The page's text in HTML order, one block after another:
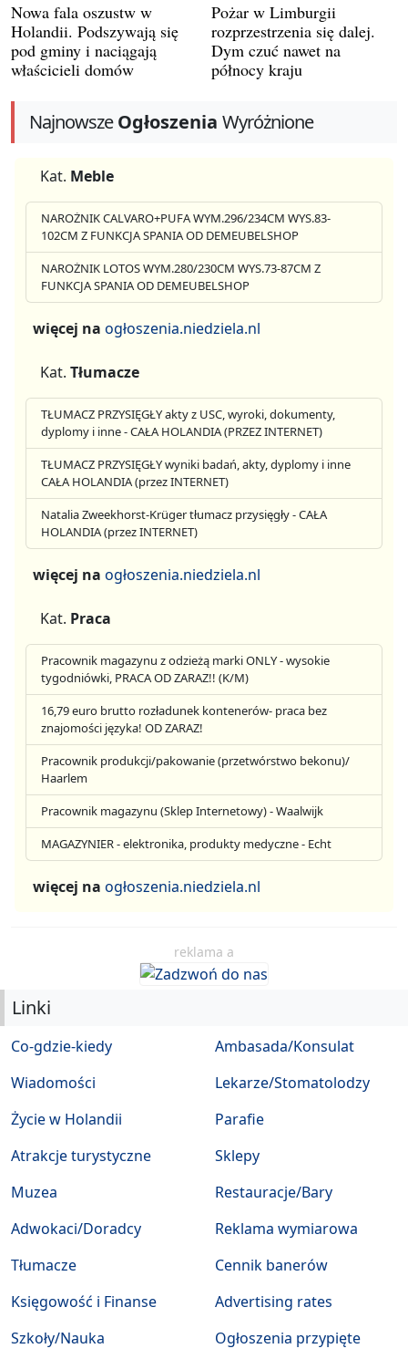
Nowa fala oszustw w
Holandii. Podszywają się
pod gminy i naciągają
właścicieli domów
Pożar w Limburgii
rozprzestrzenia się dalej.
Dym czuć nawet na
północy kraju
NajnowszeOgłoszenia Wyróżnione
Kat. Meble
NAROŻNIK CALVARO+PUFA WYM.296/234CM WYS.83-
102CM Z FUNKCJA SPANIA OD DEMEUBELSHOP
NAROŻNIK LOTOS WYM.280/230CM WYS.73-87CM Z
FUNKCJA SPANIA OD DEMEUBELSHOP
więcej na ogłoszenia.niedziela.nl
Kat. Tłumacze
TŁUMACZ PRZYSIĘGŁY akty z USC, wyroki, dokumenty,
dyplomy i inne - CAŁA HOLANDIA (PRZEZ INTERNET)
TŁUMACZ PRZYSIĘGŁY wyniki badań, akty, dyplomy i inne
CAŁA HOLANDIA (przez INTERNET)
Natalia Zweekhorst-Krüger tłumacz przysięgły - CAŁA
HOLANDIA (przez INTERNET)
więcej na ogłoszenia.niedziela.nl
Kat. Praca
Pracownik magazynu z odzieżą marki ONLY - wysokie
tygodniówki, PRACA OD ZARAZ!! (K/M)
16,79 euro brutto rozładunek kontenerów- praca bez
znajomości języka! OD ZARAZ!
Pracownik produkcji/pakowanie (przetwórstwo bekonu)/
Haarlem
Pracownik magazynu (Sklep Internetowy) - Waalwijk
MAGAZYNIER - elektronika, produkty medyczne - Echt
więcej na ogłoszenia.niedziela.nl
reklama a
Linki
Co-gdzie-kiedy
Wiadomości
Życie w Holandii
Atrakcje turystyczne
Muzea
Ambasada/Konsulat
Lekarze/Stomatolodzy
Parafie
Sklepy
Restauracje/Bary
Adwokaci/Doradcy
Tłumacze
Księgowość i Finanse
Szkoły/Nauka
Reklama wymiarowa
Cennik banerów
Advertising rates
Ogłoszenia przypięte